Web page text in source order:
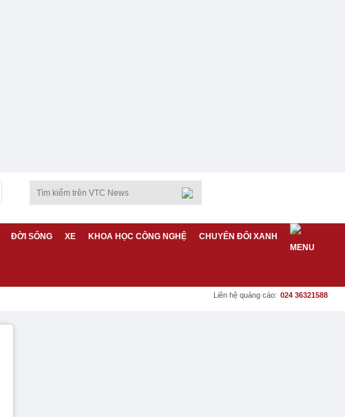
ĐỜI SỐNG XE KHOA HỌC CÔNG NGHỆ CHUYỂN ĐỔI XANH
Liên hệ quảng cáo: 024 36321588